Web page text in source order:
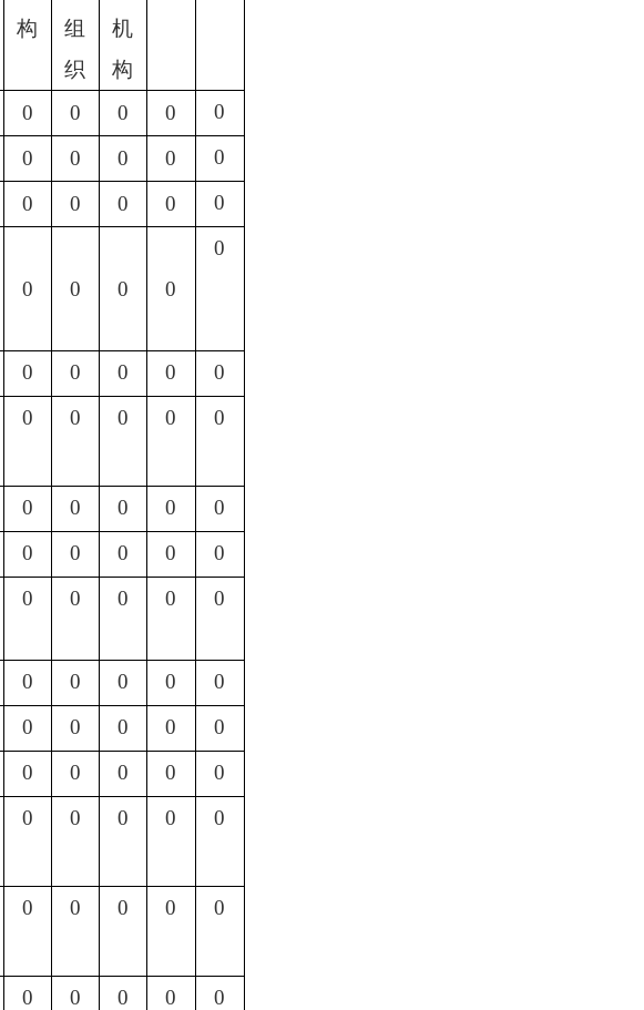
构
组
织
机
构
0 0 0 0
0
0 0 0 0 0
0 0 0 0
0
0 0 0 0
0
0 0 0 0
0
0 0 0 0 0
0 0 0 0
0
0 0 0 0
0
0 0 0 0 0
0 0 0 0
0
0 0 0 0
0
0 0 0 0 0
0 0 0 0 0
0 0 0 0 0
0 0 0 0 0